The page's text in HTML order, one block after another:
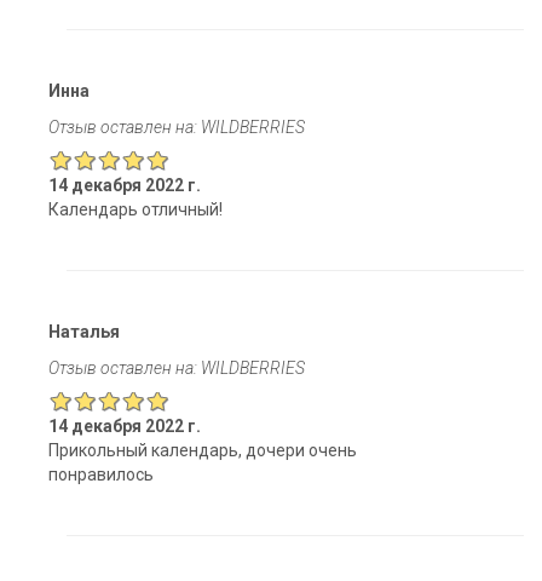
Инна
Отзыв оставлен на: WILDBERRIES
14 декабря 2022 г.
Календарь отличный!
Наталья
Отзыв оставлен на: WILDBERRIES
14 декабря 2022 г.
Прикольный календарь, дочери очень
понравилось